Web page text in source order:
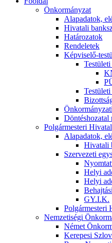
Önkormányzat
Alapadatok,
Hivatali
Határozatok
Rendeletek
Képviselő-
Testületi
Döntéshozatal
Polgármesteri Hivatal
Alapadatok,
Hivatali
Szervezeti
Helyi
Helyi
GY.I.K.
Polgármesteri
Nemzetiségi
Német
Kerepesi